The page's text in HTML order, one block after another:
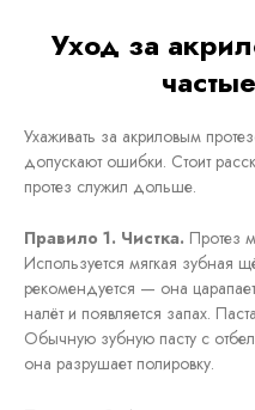
Уход за
Ухаживать за акриловым
допускают ошибки. Стоит
протез служил дольше.
Правило 1. Чистка. Протез
Используется мягкая зубная
рекомендуется — она
налёт и появляется запах.
Обычную зубную пасту с
она разрушает полировку.